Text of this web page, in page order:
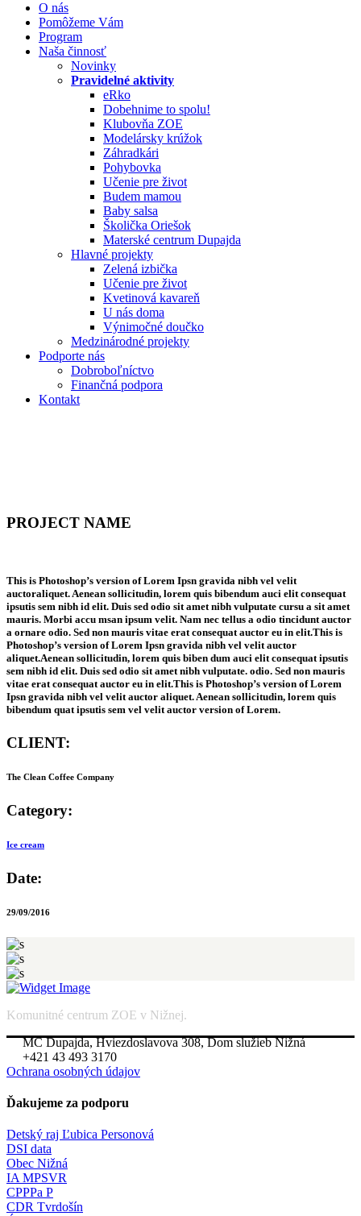
O nás
Pomôžeme Vám
Program
Naša činnosť
Novinky
Pravidelné aktivity
eRko
Dobehnime to spolu!
Klubovňa ZOE
Modelársky krúžok
Záhradkári
Pohybovka
Učenie pre život
Budem mamou
Baby salsa
Školička Oriešok
Materské centrum Dupajda
Hlavné projekty
Zelená izbička
Učenie pre život
Kvetinová kavareň
U nás doma
Výnimočné doučko
Medzinárodné projekty
Podporte nás
Dobroboľníctvo
Finančná podpora
Kontakt
PROJECT NAME
This is Photoshop’s version of Lorem Ipsn gravida nibh vel velit
auctoraliquet. Aenean sollicitudin, lorem quis bibendum auci elit consequat
ipsutis sem nibh id elit. Duis sed odio sit amet nibh vulputate cursu a sit amet
mauris. Morbi accu msan ipsum velit. Nam nec tellus a odio tincidunt auctor
a ornare odio. Sed non mauris vitae erat consequat auctor eu in elit.This is
Photoshop’s version of Lorem Ipsn gravida nibh vel velit auctor
aliquet.Aenean sollicitudin, lorem quis biben dum auci elit consequat ipsutis
sem nibh id elit. Duis sed odio sit amet nibh vulputate. odio. Sed non mauris
vitae erat consequat auctor eu in elit.This is Photoshop’s version of Lorem
Ipsn gravida nibh vel velit auctor aliquet. Aenean sollicitudin, lorem quis
bibendum quat ipsutis sem vel velit auctor version of Lorem.
CLIENT:
The Clean Coffee Company
Category:
Ice cream
Date:
29/09/2016
Komunitné centrum ZOE v Nižnej.
MC Dupajda, Hviezdoslavova 308, Dom služieb Nižná
+421 43 493 3170
Ochrana osobných údajov
Ďakujeme za podporu
Detský raj Ľubica Personová
DSI data
Obec Nižná
IA MPSVR
CPPPa P
CDR Tvrdošín